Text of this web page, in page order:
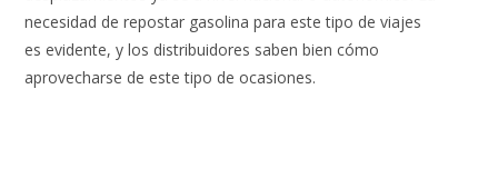
necesidad de repostar gasolina para este tipo de viajes
es evidente, y los distribuidores saben bien cómo
aprovecharse de este tipo de ocasiones.